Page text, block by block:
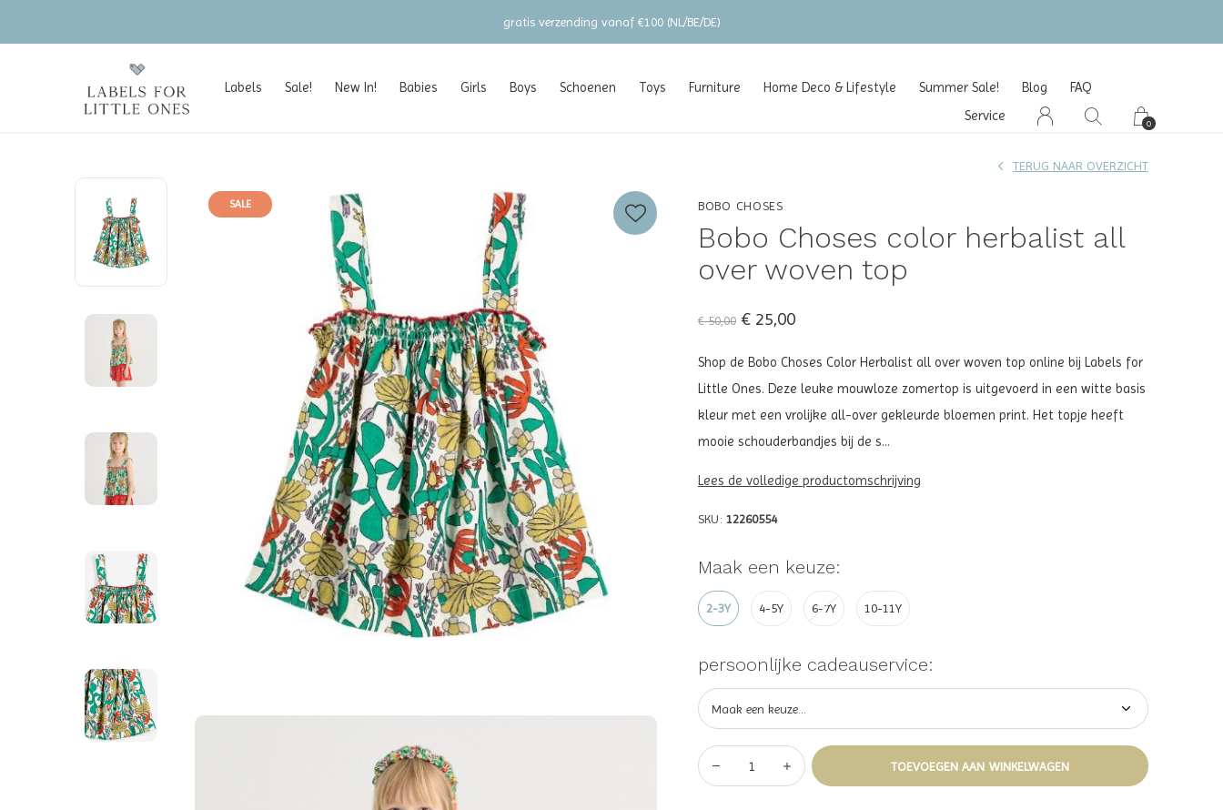
Labels Sale! New In! Babies Girls Boys Schoenen Toys Furniture Home Deco & Lifestyle Summer Sale! Blog
FAQ
Service
0
gratis verzending vanaf €100 (NL/BE/DE)
SALE BOBO CHOSES
Bobo Choses color herbalist all
over woven top
TERUG NAAR OVERZICHT
€ 50,00 € 25,00
Shop de Bobo Choses Color Herbalist all over woven top online bij Labels for
Little Ones. Deze leuke mouwloze zomertop is uitgevoerd in een witte basis
kleur met een vrolijke all-over gekleurde bloemen print. Het topje heeft
mooie schouderbandjes bij de s...
Lees de volledige productomschrijving
SKU: 12260554
Maak een keuze:
2-3Y 4-5Y 6-7Y 10-11Y
persoonlijke cadeauservice:
TOEVOEGEN AAN WINKELWAGEN